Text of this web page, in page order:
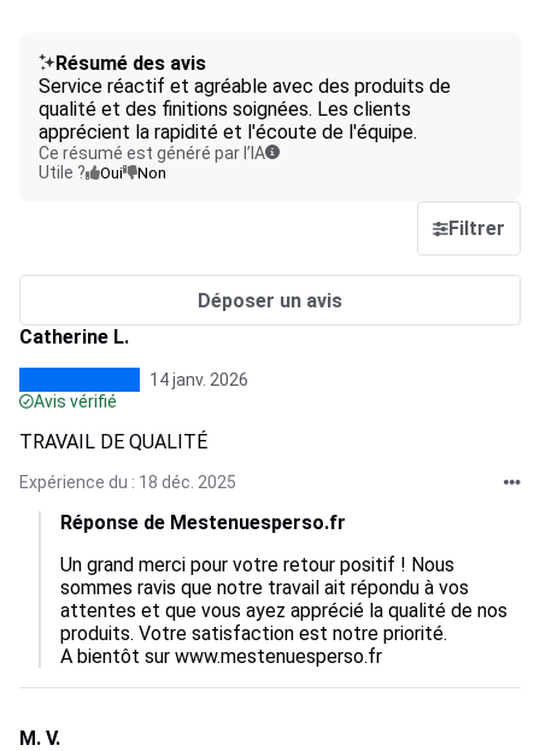
Résumé des avis
Service réactif et agréable avec des produits de
qualité et des finitions soignées. Les clients
apprécient la rapidité et l'écoute de l'équipe.
Ce résumé est généré par l’IA
Utile ?
Oui Non
Filtrer
Déposer un avis
Catherine L.
14 janv. 2026
Avis vérifié
TRAVAIL DE QUALITÉ
Expérience du : 18 déc. 2025
Réponse de Mestenuesperso.fr
Un grand merci pour votre retour positif ! Nous
sommes ravis que notre travail ait répondu à vos
attentes et que vous ayez apprécié la qualité de nos
produits. Votre satisfaction est notre priorité.
A bientôt sur www.mestenuesperso.fr
M. V.